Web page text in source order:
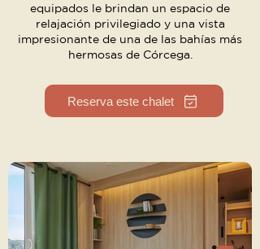
equipados le brindan un espacio de
relajación privilegiado y una vista
impresionante de una de las bahías más
hermosas de Córcega.
Reserva este chalet